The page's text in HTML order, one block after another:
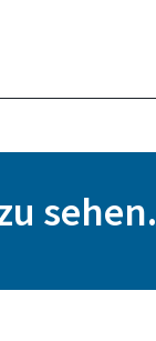
sehen.